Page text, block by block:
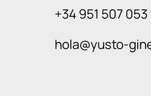
+34 951 507 053
hola@yusto-